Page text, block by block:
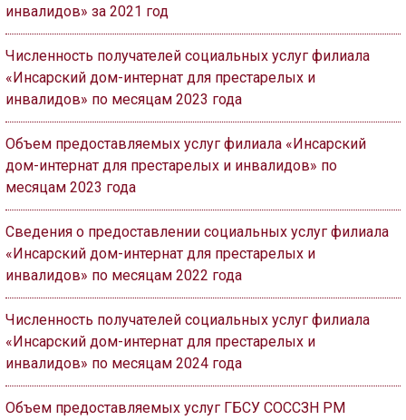
инвалидов» за 2021 год
Численность получателей социальных услуг филиала
«Инсарский дом-интернат для престарелых и
инвалидов» по месяцам 2023 года
Объем предоставляемых услуг филиала «Инсарский
дом-интернат для престарелых и инвалидов» по
месяцам 2023 года
Сведения о предоставлении социальных услуг филиала
«Инсарский дом-интернат для престарелых и
инвалидов» по месяцам 2022 года
Численность получателей социальных услуг филиала
«Инсарский дом-интернат для престарелых и
инвалидов» по месяцам 2024 года
Объем предоставляемых услуг ГБСУ СОССЗН РМ